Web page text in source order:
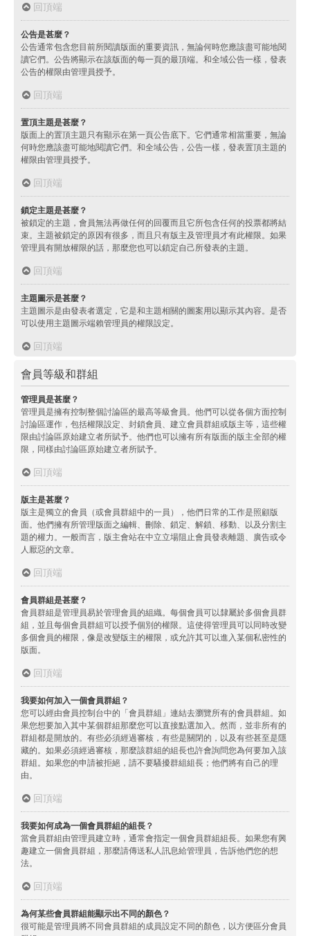
回頂端
公告是甚麼？
公告通常包含您目前所閱讀版面的重要資訊，無論何時您應該盡可能地閱
讀它們。公告將顯示在該版面的每一頁的最頂端。和全域公告一樣，發表
公告的權限由管理員授予。
回頂端
置頂主題是甚麼？
版面上的置頂主題只有顯示在第一頁公告底下。它們通常相當重要，無論
何時您應該盡可能地閱讀它們。和全域公告，公告一樣，發表置頂主題的
權限由管理員授予。
回頂端
鎖定主題是甚麼？
被鎖定的主題，會員無法再做任何的回覆而且它所包含任何的投票都將結
束。主題被鎖定的原因有很多，而且只有版主及管理員才有此權限。如果
管理員有開放權限的話，那麼您也可以鎖定自己所發表的主題。
回頂端
主題圖示是甚麼？
主題圖示是由發表者選定，它是和主題相關的圖案用以顯示其內容。是否
可以使用主題圖示端賴管理員的權限設定。
回頂端
會員等級和群組
管理員是甚麼？
管理員是擁有控制整個討論區的最高等級會員。他們可以從各個方面控制
討論區運作，包括權限設定、封鎖會員、建立會員群組或版主等，這些權
限由討論區原始建立者所賦予。他們也可以擁有所有版面的版主全部的權
限，同樣由討論區原始建立者所賦予。
回頂端
版主是甚麼？
版主是獨立的會員（或會員群組中的一員），他們日常的工作是照顧版
面。他們擁有所管理版面之編輯、刪除、鎖定、解鎖、移動、以及分割主
題的權力。一般而言，版主會站在中立立場阻止會員發表離題、廣告或令
人厭惡的文章。
回頂端
會員群組是甚麼？
會員群組是管理員易於管理會員的組織。每個會員可以隸屬於多個會員群
組，並且每個會員群組可以授予個別的權限。這使得管理員可以同時改變
多個會員的權限，像是改變版主的權限，或允許其可以進入某個私密性的
版面。
回頂端
我要如何加入一個會員群組？
您可以經由會員控制台中的「會員群組」連結去瀏覽所有的會員群組。如
果您想要加入其中某個群組那麼您可以直接點選加入。然而，並非所有的
群組都是開放的。有些必須經過審核，有些是關閉的，以及有些甚至是隱
藏的。如果必須經過審核，那麼該群組的組長也許會詢問您為何要加入該
群組。如果您的申請被拒絕，請不要騷擾群組組長；他們將有自己的理
由。
回頂端
我要如何成為一個會員群組的組長？
當會員群組由管理員建立時，通常會指定一個會員群組組長。如果您有興
趣建立一個會員群組，那麼請傳送私人訊息給管理員，告訴他們您的想
法。
回頂端
為何某些會員群組能顯示出不同的顏色？
很可能是管理員將不同會員群組的成員設定不同的顏色，以方便區分會員